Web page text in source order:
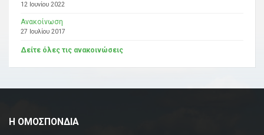
12 Ιουνίου 2022
Ανακοίνωση
27 Ιουλίου 2017
Δείτε όλες τις ανακοινώσεις
Η ΟΜΟΣΠΟΝΔΙΑ